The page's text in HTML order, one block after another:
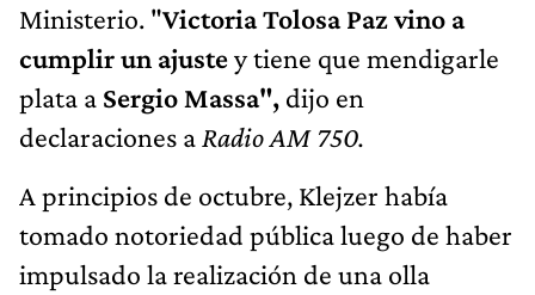
Ministerio. "Victoria Tolosa Paz vino a
cumplir un ajustey tiene que mendigarle
plata a Sergio Massa", dijo en
declaraciones a Radio AM 750.
A principios de octubre, Klejzer había
tomado notoriedad pública luego de haber
impulsado la realización de una olla